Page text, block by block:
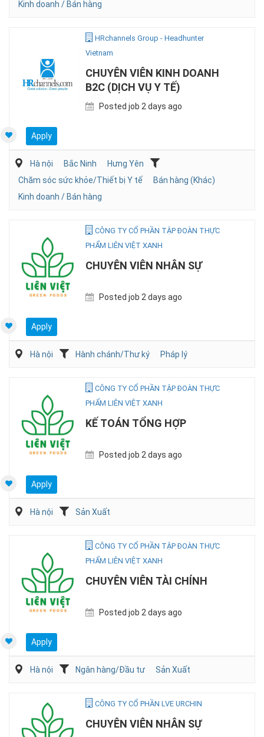
Kinh doanh / Bán hàng
HRchannels Group - Headhunter
Vietnam
CHUYÊN VIÊN KINH DOANH
B2C (DỊCH VỤ Y TẾ)
Posted job 2 days ago
Apply
Hà nội Bắc Ninh
Hưng Yên
Chăm sóc sức khỏe/Thiết bị Y tế
Bán hàng (Khác)
Kinh doanh / Bán hàng
CÔNG TY CỔ PHẦN TẬP ĐOÀN THỰC
PHẨM LIÊN VIỆT XANH
CHUYÊN VIÊN NHÂN SỰ
Posted job 2 days ago
Apply
Hà nội Hành chánh/Thư ký Pháp lý
CÔNG TY CỔ PHẦN TẬP ĐOÀN THỰC
PHẨM LIÊN VIỆT XANH
KẾ TOÁN TỔNG HỢP
Posted job 2 days ago
Apply
Hà nội Sản Xuất
CÔNG TY CỔ PHẦN TẬP ĐOÀN THỰC
PHẨM LIÊN VIỆT XANH
CHUYÊN VIÊN TÀI CHÍNH
Posted job 2 days ago
Apply
Hà nội Ngân hàng/Đầu tư Sản Xuất
CÔNG TY CỔ PHẦN LVE URCHIN
CHUYÊN VIÊN NHÂN SỰ